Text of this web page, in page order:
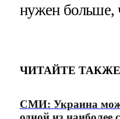
нужен больше,
ЧИТАЙТЕ ТАКЖЕ
СМИ: Украина